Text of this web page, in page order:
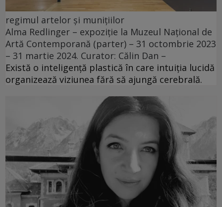
regimul artelor și munițiilor
Alma Redlinger – expoziție la Muzeul Național de
Artă Contemporană (parter) – 31 octombrie 2023
– 31 martie 2024. Curator: Călin Dan –
Există o inteligență plastică în care intuiția lucidă
organizează viziunea fără să ajungă cerebrală.